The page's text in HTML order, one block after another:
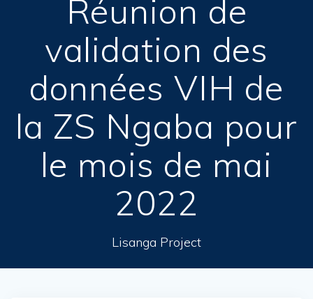
Réunion de
validation des
données VIH de
la ZS Ngaba pour
le mois de mai
2022
Lisanga Project